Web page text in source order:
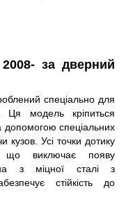
за дверний
спеціально для
Ця модель кріпиться
допомогою спеціальних
кузов. Усі точки дотику
що виключає появу
з міцної сталі з
стійкість до